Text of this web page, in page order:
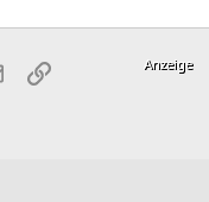
E-MailLink